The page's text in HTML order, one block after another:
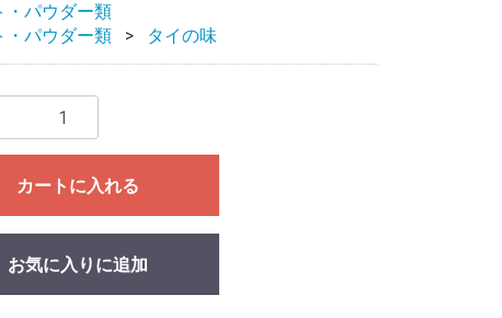
・パウダー類
・パウダー類
タイの味
カートに入れる
お気に入りに追加